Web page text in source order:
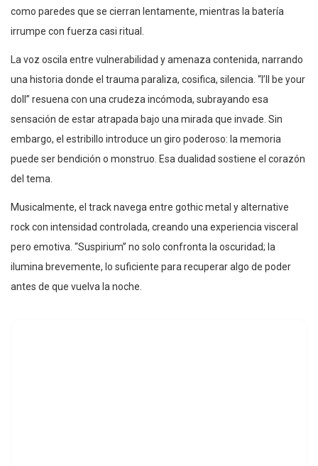
como paredes que se cierran lentamente, mientras la batería
irrumpe con fuerza casi ritual.
La voz oscila entre vulnerabilidad y amenaza contenida, narrando
una historia donde el trauma paraliza, cosifica, silencia. “I’ll be your
doll” resuena con una crudeza incómoda, subrayando esa
sensación de estar atrapada bajo una mirada que invade. Sin
embargo, el estribillo introduce un giro poderoso: la memoria
puede ser bendición o monstruo. Esa dualidad sostiene el corazón
del tema.
Musicalmente, el track navega entre gothic metal y alternative
rock con intensidad controlada, creando una experiencia visceral
pero emotiva. “Suspirium” no solo confronta la oscuridad; la
ilumina brevemente, lo suficiente para recuperar algo de poder
antes de que vuelva la noche.